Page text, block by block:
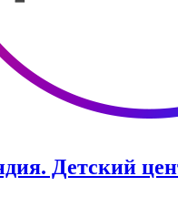
​Детский